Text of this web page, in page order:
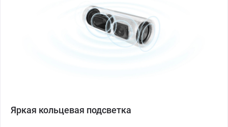
Яркая кольцевая подсветка